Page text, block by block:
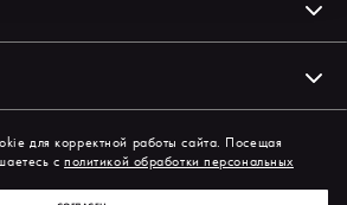
на нас в соцсетях
для корректной работы сайта. Посещая
сполитикой обработки персональных